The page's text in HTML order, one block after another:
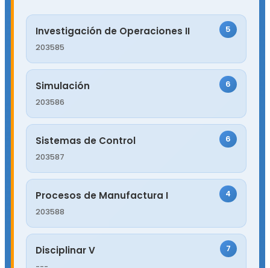
Investigación de Operaciones II
203585
5
Simulación
203586
6
Sistemas de Control
203587
6
Procesos de Manufactura I
203588
4
Disciplinar V 7